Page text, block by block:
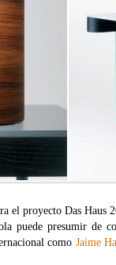
el proyecto Das Haus
puede presumir de
como Jaime